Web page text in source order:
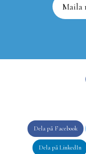
Maila
Dela på Facebook
Dela på LinkedIn